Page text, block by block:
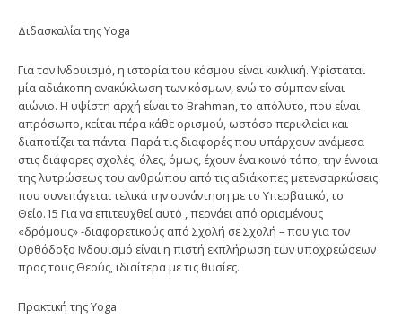
Διδασκαλία της Yoga
Για τον Ινδουισμό, η ιστορία του κόσμου είναι κυκλική. Υφίσταται
μία αδιά­κοπη ανακύκλωση των κόσμων, ενώ το σύμπαν είναι
αιώνιο. Η υψίστη αρχή είναι το Brahman, το απόλυτο, που είναι
απρόσωπο, κείται πέρα κάθε ορι­σμού, ωστόσο περικλείει και
διαποτίζει τα πάντα. Παρά τις διαφορές που υπάρχουν ανάμεσα
στις διάφορες σχολές, όλες, όμως, έχουν ένα κοινό τόπο, την έννοια
της λυτρώσεως του ανθρώπου από τις αδιάκοπες μετενσαρκώσεις
που συνεπάγεται τελικά την συνάντηση με το Υπερβατικό, το
Θείο.15 Για να επιτευχθεί αυτό , περνάει από ορισμένους
«δρόμους» -διαφορετικούς από Σχολή σε Σχολή – που για τον
Ορθόδοξο Ινδουισμό είναι η πιστή εκπλήρωση των υποχρεώσεων
προς τους Θεούς, ιδιαίτερα με τις θυσίες.
Πρακτική της Yoga